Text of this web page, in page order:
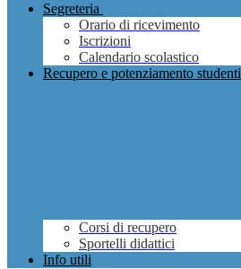
Segreteria
Orario di ricevimento
Iscrizioni
Calendario scolastico
Recupero e potenziamento studenti
Corsi di recupero
Sportelli didattici
Info utili